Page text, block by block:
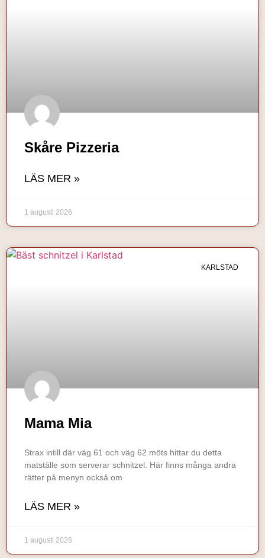
Skåre Pizzeria
LÄS MER »
1 augusti 2026
KARLSTAD
Mama Mia
Strax intill där väg 61 och väg 62 möts hittar du detta
matställe som serverar schnitzel. Här finns många andra
rätter på menyn också om
LÄS MER »
1 augusti 2026